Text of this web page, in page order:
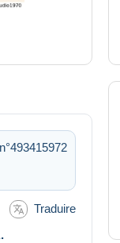
Traduire